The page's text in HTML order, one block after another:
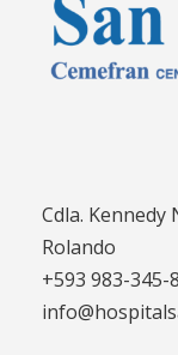
Cdla. Kennedy
Rolando
+593 983-345-